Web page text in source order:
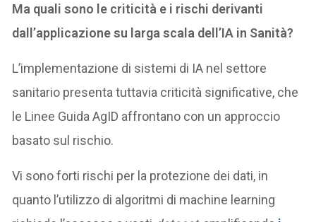
Ma quali sono le criticità e i rischi derivanti
dall’applicazione su larga scala dell’IA in Sanità?
L’implementazione di sistemi di IA nel settore
sanitario presenta tuttavia criticità significative, che
le Linee Guida AgID affrontano con un approccio
basato sul rischio.
Vi sono forti rischi per la protezione dei dati, in
quanto l’utilizzo di algoritmi di machine learning